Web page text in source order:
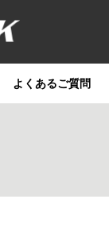
よくあるご質問